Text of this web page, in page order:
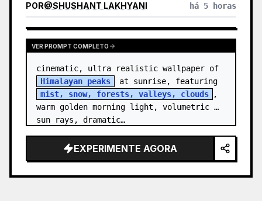
POR@SHUSHANT LAKHYANI há 5 horas
VER PROMPT COMPLETO
Himalayan peaks
mist, snow, forests, valleys, clouds
,
warm golden morning light, volumetric
sun rays, dramatic…
EXPERIMENTE AGORA